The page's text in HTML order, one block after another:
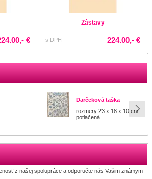
€
Zástavy
s DPH 224.00,- €
Darčeková taška
rozmery 23 x 18 x 10 cm
potlačená
z našej spolupráce a odporučte nás Vašim známym